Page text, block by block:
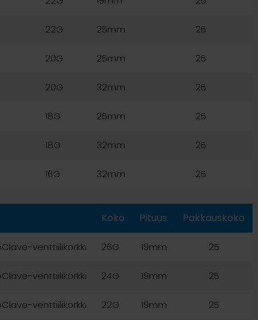
22G 25mm 25
20G 25mm 25
20G 32mm 25
18G 25mm 25
18G 32mm 25
16G 32mm 25
Koko Pituus Pakkauskoko
venttiilikorkki 26G 19mm 25
venttiilikorkki 24G 19mm 25
venttiilikorkki 22G 19mm 25